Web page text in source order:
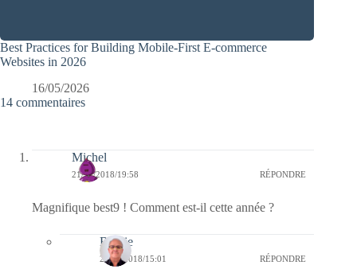
Best Practices for Building Mobile-First E-commerce
Websites in 2026
16/05/2026
14 commentaires
Michel
21/12/2018/19:58 RÉPONDRE
Magnifique best9 ! Comment est-il cette année ?
Bernie
22/12/2018/15:01 RÉPONDRE